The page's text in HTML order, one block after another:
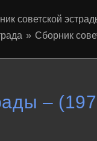
советской
» Сборник
–